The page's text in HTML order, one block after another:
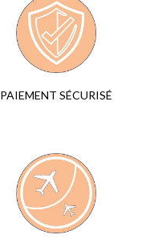
PAIEMENT SÉCURISÉ